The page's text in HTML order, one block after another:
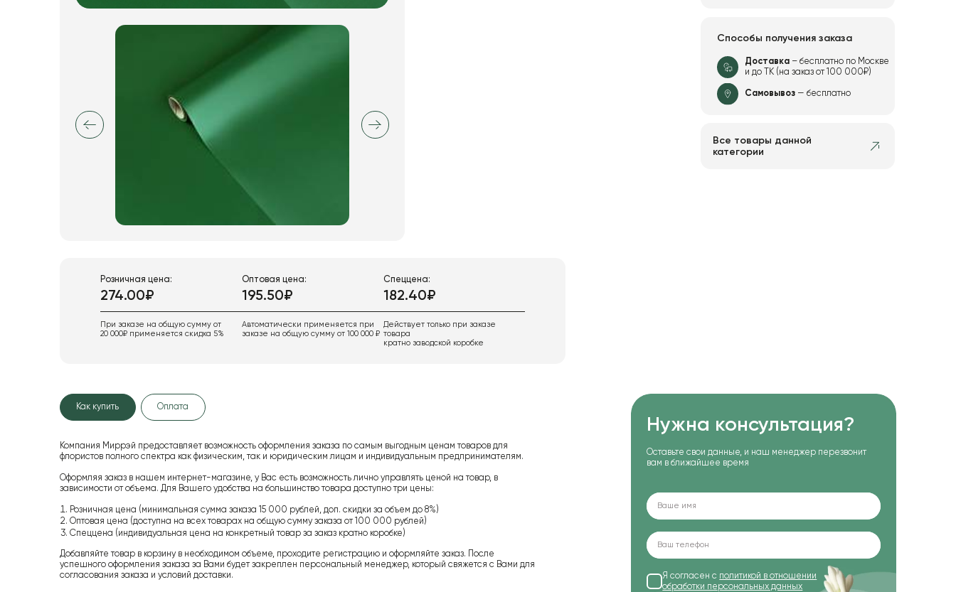
Свечи
Розничная цена:
274.00₽
При заказе на общую сумму от
20 000₽ применяется скидка 5%
Оптовая цена:
195.50₽
Автоматически применяется при
заказе на общую сумму от 100 000 ₽
Спеццена:
182.40₽
Действует только при заказе
товара
кратно заводской коробке
Способы получения заказа
Доставка– бесплатно по Москве
и до ТК (на заказ от 100 000₽)
Самовывоз— бесплатно
Все товары данной
категории
Как купить Оплата
Компания Миррэй предоставляет возможность оформления заказа по самым выгодным ценам товаров для
флористов полного спектра как физическим, так и юридическим лицам и индивидуальным предпринимателям.
Оформляя заказ в нашем интернет-магазине, у Вас есть возможность лично управлять ценой на товар, в
зависимости от объема. Для Вашего удобства на большинство товара доступно три цены:
Розничная цена (минимальная сумма заказа 15 000 рублей, доп. скидки за объем до 8%)
Оптовая цена (доступна на всех товарах на общую сумму заказа от 100 000 рублей)
Спеццена (индивидуальная цена на конкретный товар за заказ кратно коробке)
Добавляйте товар в корзину в необходимом объеме, проходите регистрацию и оформляйте заказ. После
успешного оформления заказа за Вами будет закреплен персональный менеджер, который свяжется с Вами для
согласования заказа и условий доставки.
Нужна консультация?
Оставьте свои данные, и наш менеджер перезвонит
вам в ближайшее время
Я согласен с политикой в отношении
обработки персональных данных